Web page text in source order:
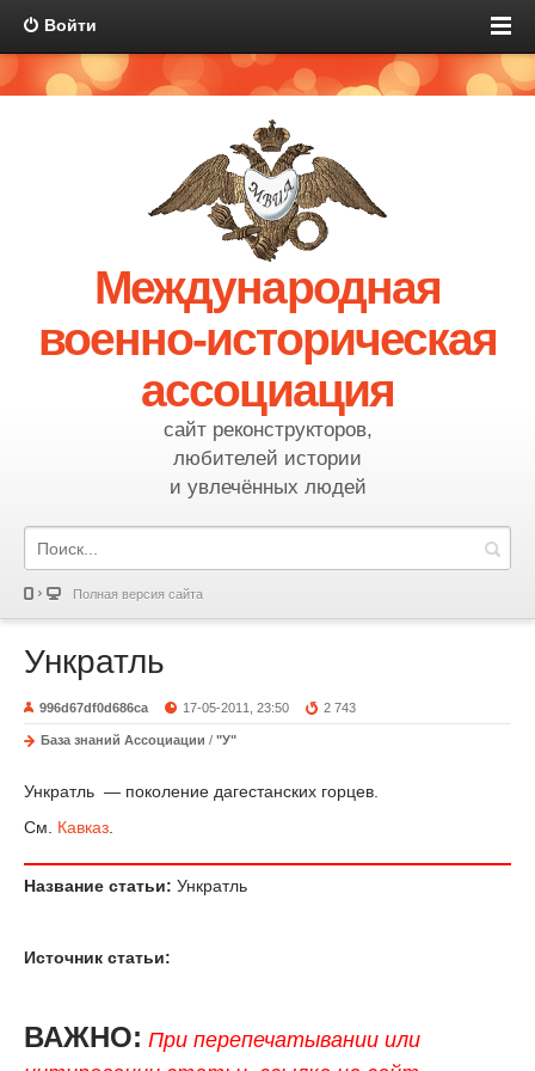
Войти
Международная
военно-историческая
ассоциация
сайт реконструкторов,
любителей истории
и увлечённых людей
Полная версия сайта
Ункратль
996d67df0d686ca 17-05-2011, 23:50 2 743
База знаний Ассоциации / "У"
Ункратль — поколение дагестанских горцев.
См. Кавказ
Название статьи: Ункратль
Источник статьи:
ВАЖНО: При перепечатывании или